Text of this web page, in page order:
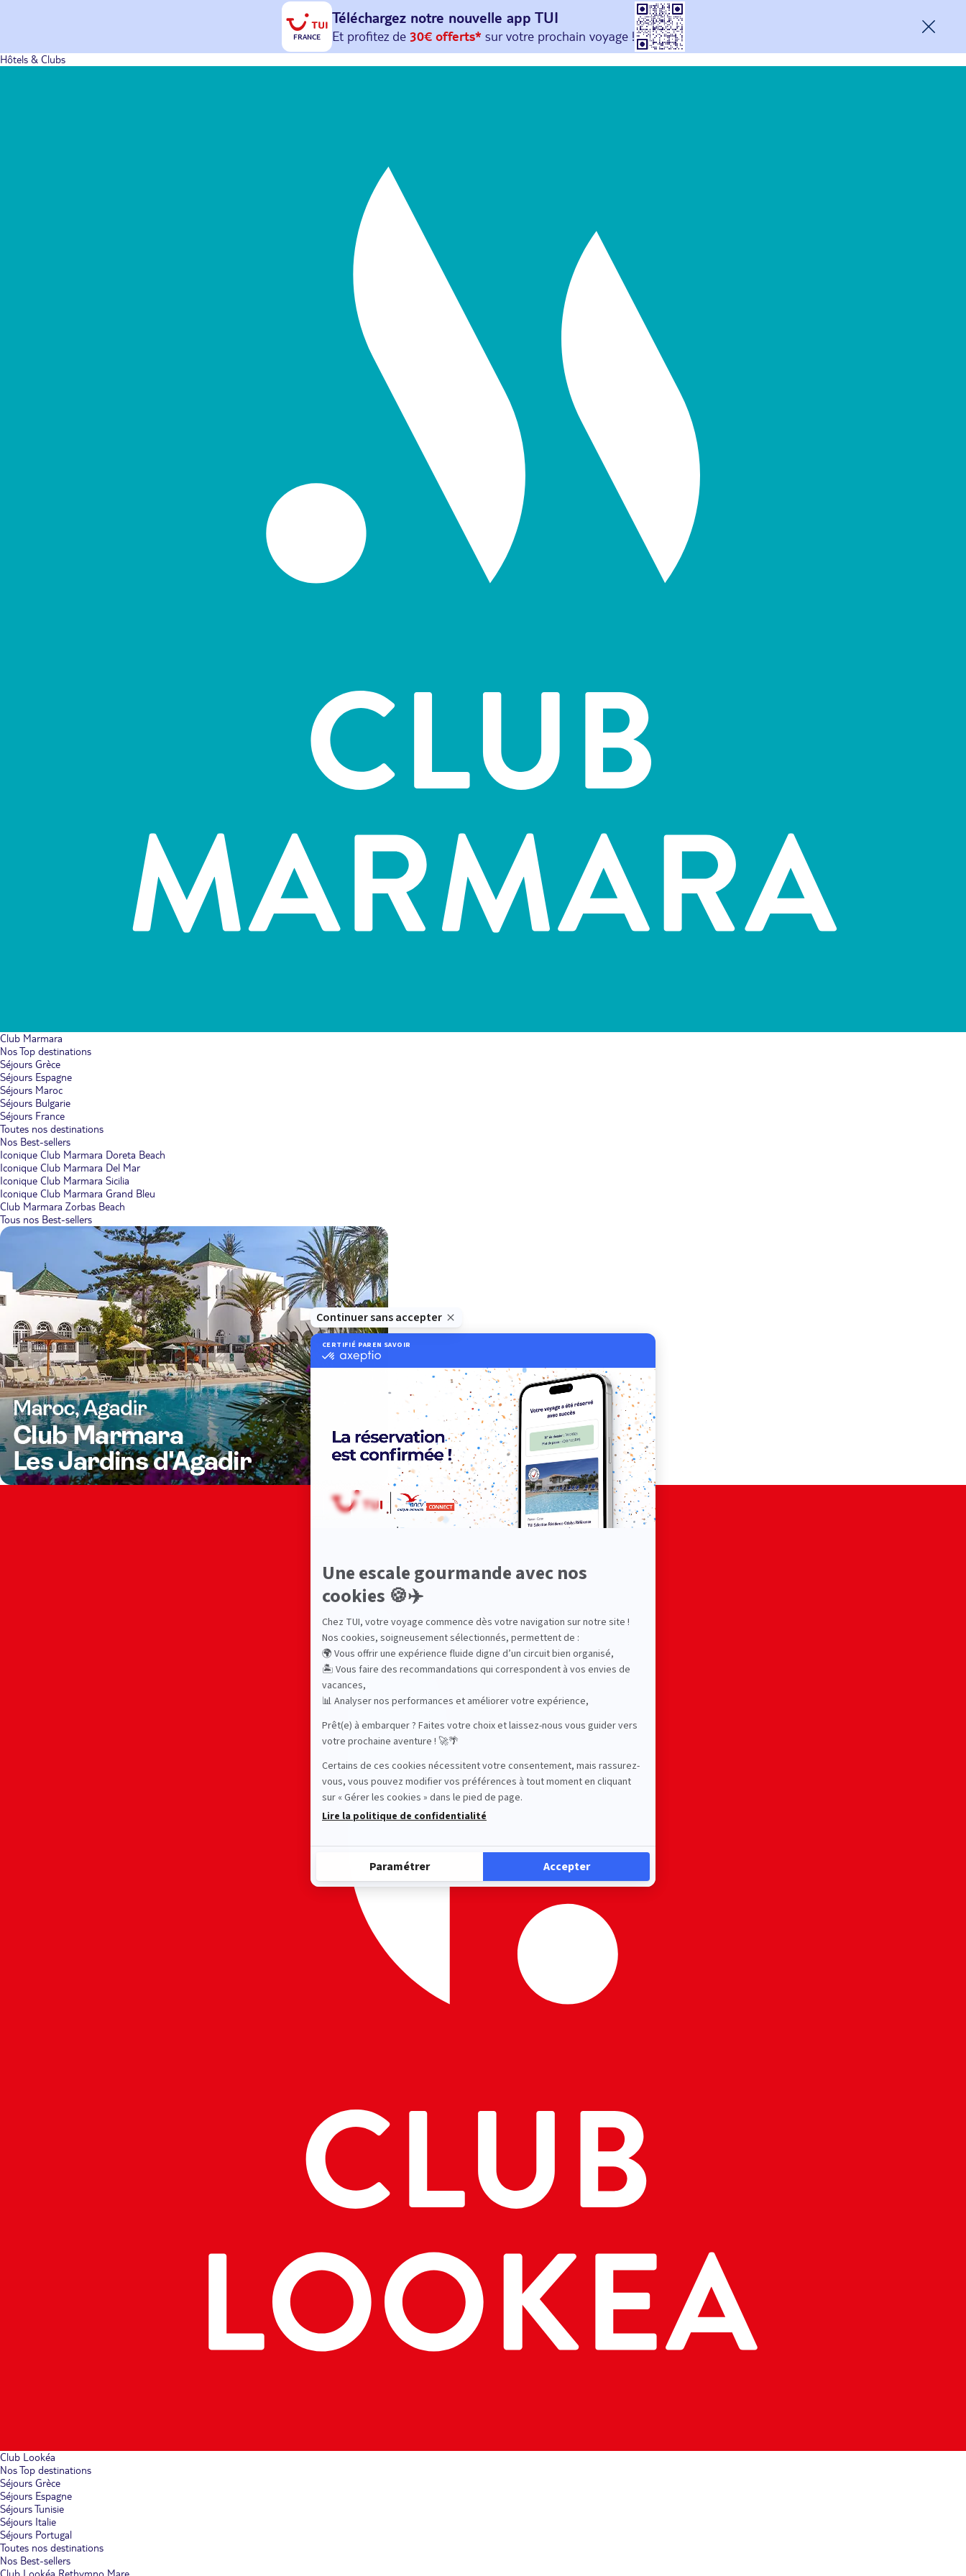
FRANCE
Téléchargez notre nouvelle app TUI
Et profitez de 30€ offerts*sur votre prochain
avec le code : HAPPYAPP
Hôtels & Clubs
Club Marmara
Nos Top destinations
Séjours Grèce
Séjours Espagne
Séjours Maroc
Séjours Bulgarie
Séjours France
Toutes nos destinations
Nos Best-sellers
Iconique Club Marmara Doreta Beach
Iconique Club Marmara Del Mar
Iconique Club Marmara Sicilia
Iconique Club Marmara Grand Bleu
Club Marmara Zorbas Beach
Tous nos Best-sellers
Club Lookéa
Nos Top destinations
Séjours Grèce
Séjours Espagne
Séjours Tunisie
Séjours Italie
Séjours Portugal
Toutes nos destinations
Nos Best-sellers